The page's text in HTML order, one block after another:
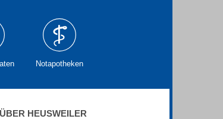
Notapotheken
HEUSWEILER